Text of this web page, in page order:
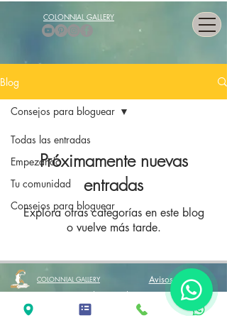
COLONNIAL GALLERY
Blog
Todas las entradas
Empezando
Tu comunidad
Consejos para bloguear
Consejos para bloguear
Próximamente nuevas
entradas
Explora otras categorías en este blog
o vuelve más tarde.
COLONNIAL GALLERY
Avisos legales
Condiciones de Venta
C/ Sant Antoni Maria Claret, 228, Barcelona, mail: info@colonnial.com